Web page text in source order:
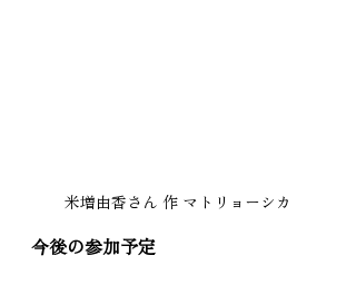
米増由香さん 作 マトリョーシカ
今後の参加予定